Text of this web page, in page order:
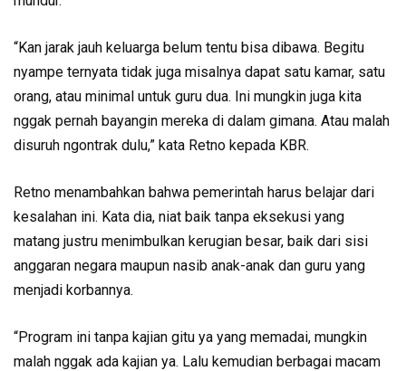
“Kan jarak jauh keluarga belum tentu bisa dibawa. Begitu
nyampe ternyata tidak juga misalnya dapat satu kamar, satu
orang, atau minimal untuk guru dua. Ini mungkin juga kita
nggak pernah bayangin mereka di dalam gimana. Atau malah
disuruh ngontrak dulu,” kata Retno kepada KBR.
Retno menambahkan bahwa pemerintah harus belajar dari
kesalahan ini. Kata dia, niat baik tanpa eksekusi yang
matang justru menimbulkan kerugian besar, baik dari sisi
anggaran negara maupun nasib anak-anak dan guru yang
menjadi korbannya.
“Program ini tanpa kajian gitu ya yang memadai, mungkin
malah nggak ada kajian ya. Lalu kemudian berbagai macam